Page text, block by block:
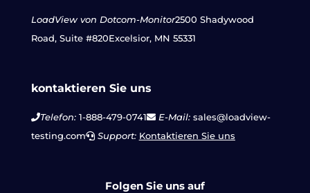
LoadView von Dotcom-Monitor2500 Shadywood
Road, Suite #820Excelsior, MN 55331
kontaktieren Sie uns
Telefon:1-888-479-0741 E-Mail:sales@loadview-
testing.com
Support: Kontaktieren Sie uns
Folgen Sie uns auf